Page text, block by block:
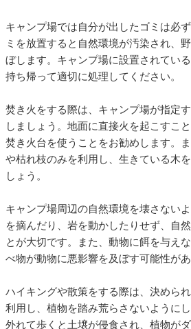
キャンプ場では自分が出したゴミは必
ミを放置すると自然環境が汚染され、
ぼします。キャンプ場に設置されてい
持ち帰って適切に処理してください。
焚き火をする際は、キャンプ場が指定
しましょう。地面に直接火を起こすこ
焚き火台を使うことをお勧めします。
や枯れ枝のみを利用し、生きている木
しょう。
キャンプ場周辺の自然環境を壊さない
を摘んだり、岩を動かしたりせず、自
とが大切です。また、動物に餌を与え
べ物が動物に悪影響を及ぼす可能性があ
ハイキングや散策をする際は、決めら
利用し、植物を踏み荒らさないように
外れて歩くと土壌が侵食され、植物が